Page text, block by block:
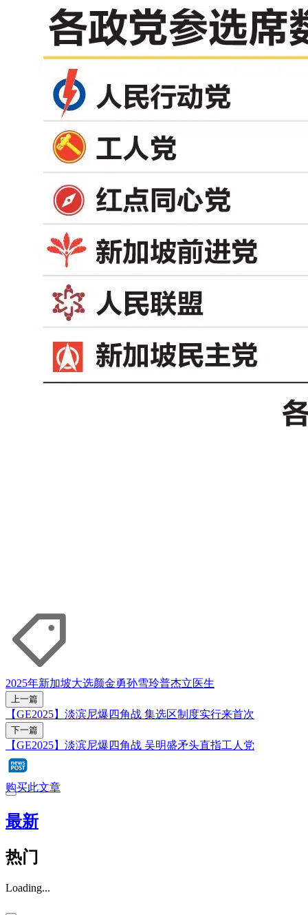
2025年新加坡大选颜金勇孙雪玲普杰立医生
上一篇
【GE2025】淡滨尼爆四角战 集选区制度实行来首次
下一篇
【GE2025】淡滨尼爆四角战 吴明盛矛头直指工人党
购买此文章
最新
热门
Loading...